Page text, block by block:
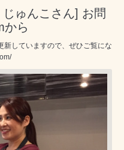
ゅんこさん] お問
から
新していますので、ぜひご覧にな